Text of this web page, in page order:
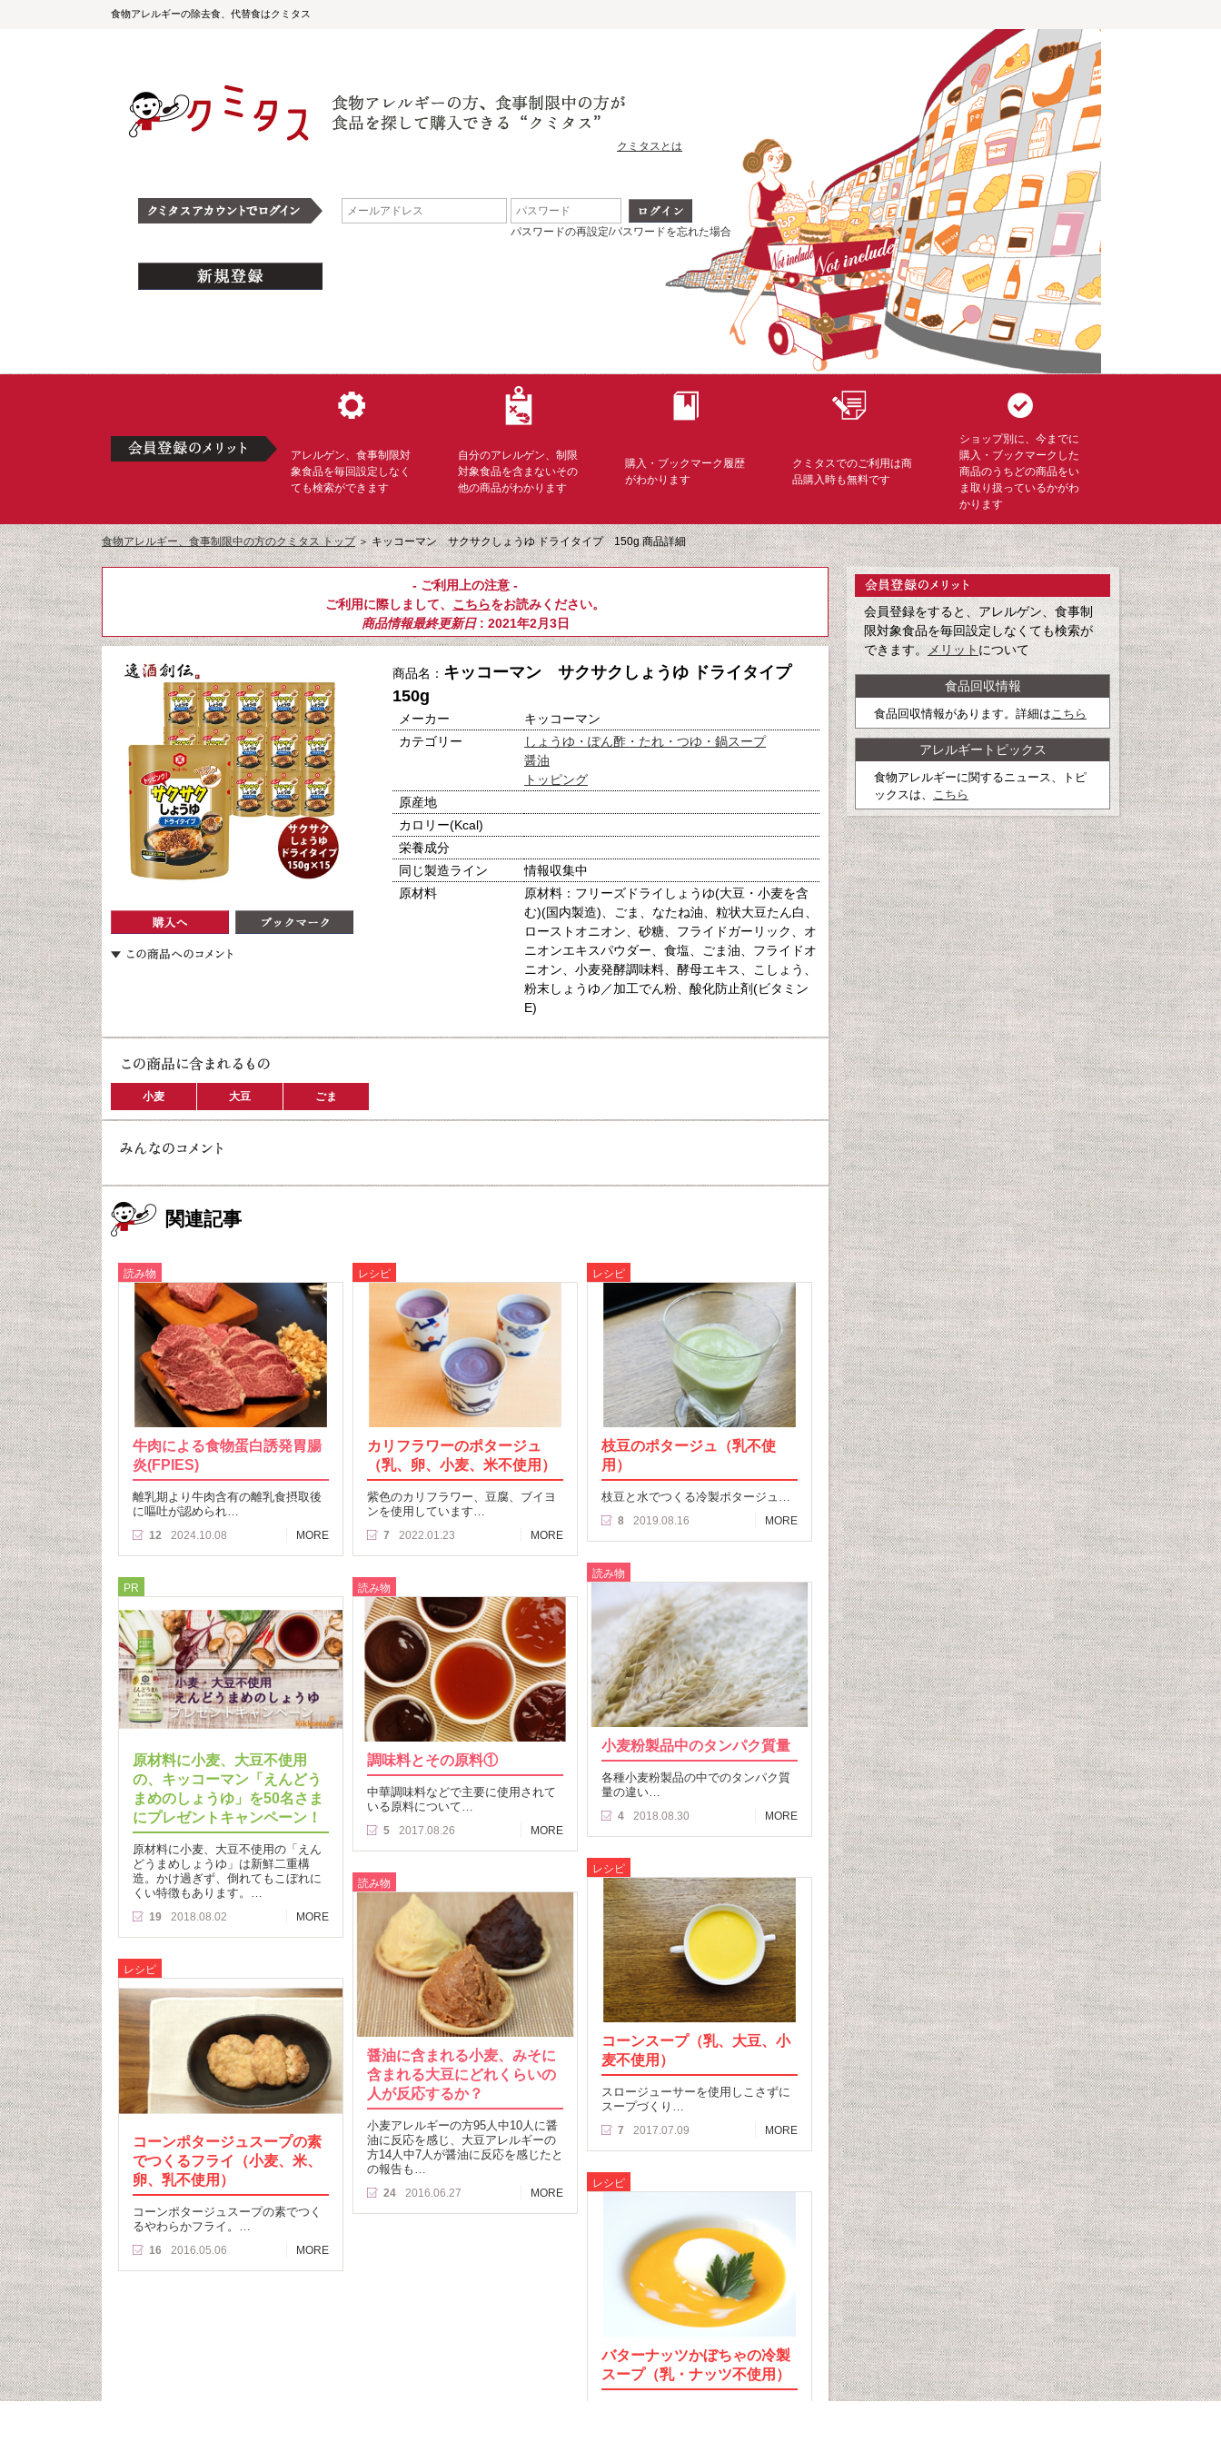
食物アレルギーの除去食、代替食はクミタス
クミタスとは
パスワードの再設定/パスワードを忘れた場合
アレルゲン、食事制限対
象食品を毎回設定しなく
ても検索ができます
自分のアレルゲン、制限
対象食品を含まないその
他の商品がわかります
購入・ブックマーク履歴
がわかります
クミタスでのご利用は商
品購入時も無料です
ショップ別に、今までに
購入・ブックマークした
商品のうちどの商品をい
ま取り扱っているかがわ
かります
食物アレルギー、食事制限中の方のクミタス トップ＞キッコーマン サクサクしょうゆ ドライタイプ 150g 商品詳細
- ご利用上の注意 -
ご利用に際しまして、 こちらをお読みください。
商品情報最終更新日: 2021年2月3日
商品名： キッコーマン サクサクしょうゆ ドライタイプ
150g
メーカー
キッコーマン
カテゴリー
しょうゆ・ぽん酢・たれ・つゆ・鍋スープ
醤油
トッピング
原産地
カロリー(Kcal)
栄養成分
同じ製造ライン
情報収集中
原材料
原材料：フリーズドライしょうゆ(大豆・小麦を含
む)(国内製造)、ごま、なたね油、粒状大豆たん白、
ローストオニオン、砂糖、フライドガーリック、オ
ニオンエキスパウダー、食塩、ごま油、フライドオ
ニオン、小麦発酵調味料、酵母エキス、こしょう、
粉末しょうゆ／加工でん粉、酸化防止剤(ビタミン
E)
小麦 大豆 ごま
関連記事
読み物
牛肉による食物蛋白誘発胃腸
炎(FPIES)
離乳期より牛肉含有の離乳食摂取後
に嘔吐が認められ…
12 2024.10.08 MORE
レシピ
カリフラワーのポタージュ
（乳、卵、小麦、米不使用）
紫色のカリフラワー、豆腐、ブイヨ
ンを使用しています…
7 2022.01.23 MORE
レシピ
枝豆のポタージュ（乳不使
用）
枝豆と水でつくる冷製ポタージュ…
8 2019.08.16 MORE
読み物
小麦粉製品中のタンパク質量
各種小麦粉製品の中でのタンパク質
量の違い…
4 2018.08.30 MORE
PR
原材料に小麦、大豆不使用
の、キッコーマン「えんどう
まめのしょうゆ」を50名さま
にプレゼントキャンペーン！
原材料に小麦、大豆不使用の「えん
どうまめしょうゆ」は新鮮二重構
造。かけ過ぎず、倒れてもこぼれに
くい特徴もあります。…
19 2018.08.02 MORE
読み物
調味料とその原料①
中華調味料などで主要に使用されて
いる原料について…
5 2017.08.26 MORE
レシピ
コーンスープ（乳、大豆、小
麦不使用）
スロージューサーを使用しこさずに
スープづくり…
7 2017.07.09 MORE
読み物
醤油に含まれる小麦、みそに
含まれる大豆にどれくらいの
人が反応するか？
小麦アレルギーの方95人中10人に醤
油に反応を感じ、大豆アレルギーの
方14人中7人が醤油に反応を感じたと
の報告も…
24 2016.06.27 MORE
レシピ
コーンポタージュスープの素
でつくるフライ（小麦、米、
卵、乳不使用）
コーンポタージュスープの素でつく
るやわらかフライ。…
16 2016.05.06 MORE
レシピ
バターナッツかぼちゃの冷製
スープ（乳・ナッツ不使用）
会員登録をすると、アレルゲン、食事制
限対象食品を毎回設定しなくても検索が
できます。メリットについて
食品回収情報
食品回収情報があります。詳細は こちら
アレルギートピックス
食物アレルギーに関するニュース、トピ
ックスは、
こちら